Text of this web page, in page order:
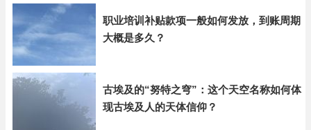
职业培训补贴款项一般如何发放，到账周期
大概是多久？
古埃及的“努特之穹”：这个天空名称如何体
现古埃及人的天体信仰？